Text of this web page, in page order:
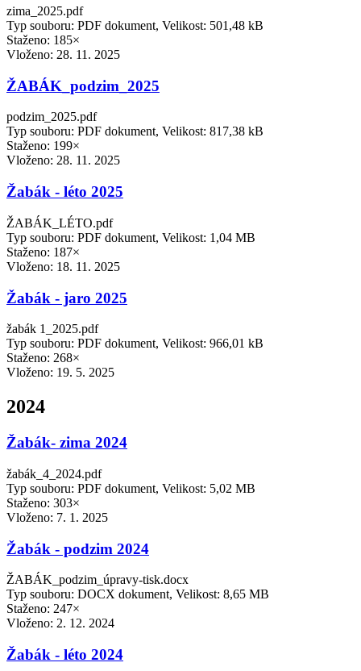
zima_2025.pdf
Typ souboru: PDF dokument, Velikost: 501,48 kB
Staženo: 185×
Vloženo: 28. 11. 2025
ŽABÁK_podzim_2025
podzim_2025.pdf
Typ souboru: PDF dokument, Velikost: 817,38 kB
Staženo: 199×
Vloženo: 28. 11. 2025
Žabák - léto 2025
ŽABÁK_LÉTO.pdf
Typ souboru: PDF dokument, Velikost: 1,04 MB
Staženo: 187×
Vloženo: 18. 11. 2025
Žabák - jaro 2025
žabák 1_2025.pdf
Typ souboru: PDF dokument, Velikost: 966,01 kB
Staženo: 268×
Vloženo: 19. 5. 2025
2024
Žabák- zima 2024
žabák_4_2024.pdf
Typ souboru: PDF dokument, Velikost: 5,02 MB
Staženo: 303×
Vloženo: 7. 1. 2025
Žabák - podzim 2024
ŽABÁK_podzim_úpravy-tisk.docx
Typ souboru: DOCX dokument, Velikost: 8,65 MB
Staženo: 247×
Vloženo: 2. 12. 2024
Žabák - léto 2024